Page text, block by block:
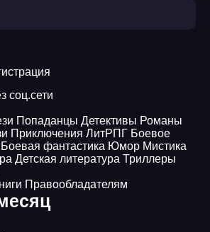
соц.сети
Попаданцы Детективы Романы
Приключения ЛитРПГ Боевое
Боевая фантастика Юмор Мистика
Детская литература Триллеры
Правообладателям